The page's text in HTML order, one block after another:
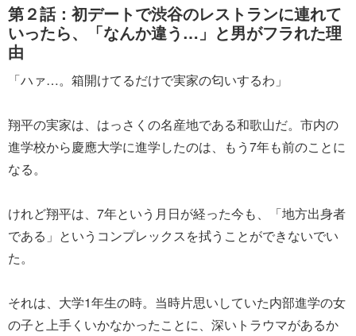
第２話：初デートで渋谷のレストランに連れて
いったら、「なんか違う…」と男がフラれた理
由
「ハァ…。箱開けてるだけで実家の匂いするわ」
翔平の実家は、はっさくの名産地である和歌山だ。市内の
進学校から慶應大学に進学したのは、もう7年も前のことに
なる。
けれど翔平は、7年という月日が経った今も、「地方出身者
である」というコンプレックスを拭うことができないでい
た。
それは、大学1年生の時。当時片思いしていた内部進学の女
の子と上手くいかなかったことに、深いトラウマがあるか